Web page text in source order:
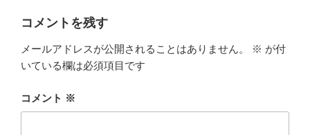
コメントを残す
メールアドレスが公開されることはありません。 ※ が付
いている欄は必須項目です
コメント ※